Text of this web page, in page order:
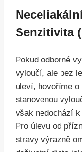
Senzitivita
Pokud odborné
vyloučí, ale bez
uleví, hovoříme o
stanovenou
však nedochází
Pro úlevu od
stravy výrazně